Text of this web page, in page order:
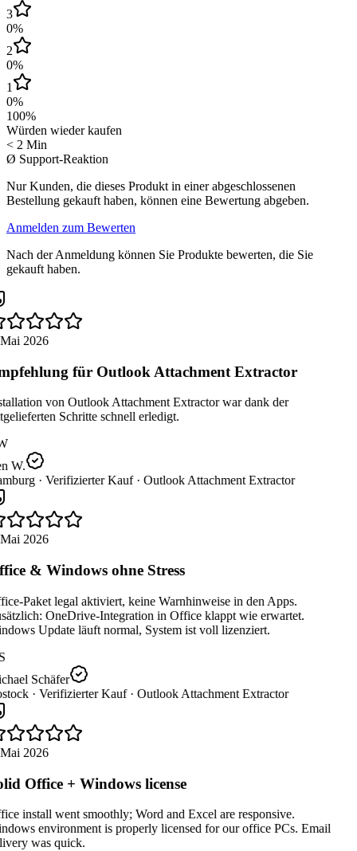
3
0%
2
0%
1
0%
100%
Würden wieder kaufen
< 2 Min
Ø Support-Reaktion
Nur Kunden, die dieses Produkt in einer abgeschlossenen
Bestellung gekauft haben, können eine Bewertung abgeben.
Anmelden zum Bewerten
Nach der Anmeldung können Sie Produkte bewerten, die Sie
gekauft haben.
2026
für Outlook Attachment Extractor
von Outlook Attachment Extractor war dank der
Schritte schnell erledigt.
W.
· Verifizierter Kauf · Outlook Attachment Extractor
2026
& Windows ohne Stress
Paket legal aktiviert, keine Warnhinweise in den Apps.
OneDrive-Integration in Office klappt wie erwartet.
Update läuft normal, System ist voll lizenziert.
Schäfer
· Verifizierter Kauf · Outlook Attachment Extractor
2026
Office + Windows license
install went smoothly; Word and Excel are responsive.
environment is properly licensed for our office PCs. Email
was quick.